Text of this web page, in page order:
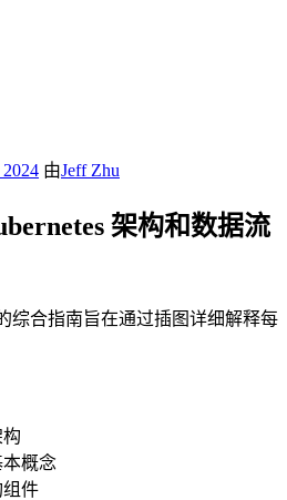
由Jeff Zhu
架构和数据流
综合指南旨在通过插图详细解释每
构
本概念
组件